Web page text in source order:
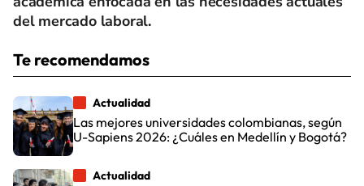
del mercado laboral.
Te recomendamos
Actualidad
Las mejores universidades colombianas, según
U-Sapiens 2026: ¿Cuáles en Medellín y Bogotá?
Actualidad